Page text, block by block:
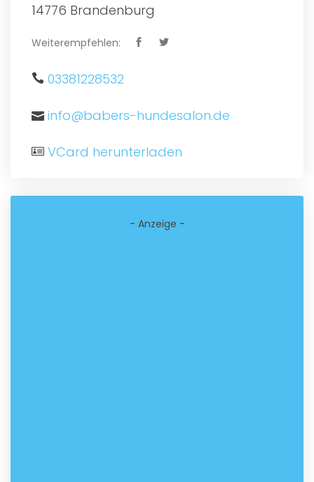
14776 Brandenburg
Weiterempfehlen:
03381228532
info@babers-hundesalon.de
VCard herunterladen
- Anzeige -